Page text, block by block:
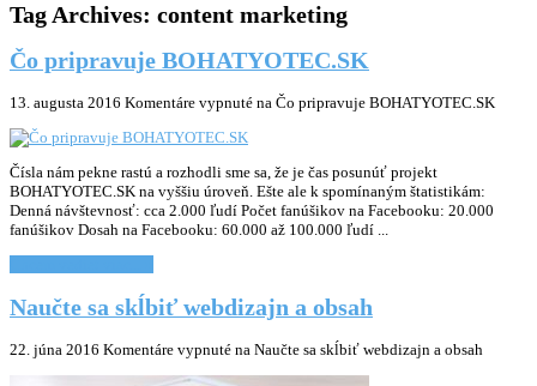
Tag Archives: content marketing
Čo pripravuje BOHATYOTEC.SK
13. augusta 2016 Komentáre vypnuté na Čo pripravuje BOHATYOTEC.SK
Čísla nám pekne rastú a rozhodli sme sa, že je čas posunúť projekt
BOHATYOTEC.SK na vyššiu úroveň. Ešte ale k spomínaným štatistikám:
Denná návštevnosť: cca 2.000 ľudí Počet fanúšikov na Facebooku: 20.000
fanúšikov Dosah na Facebooku: 60.000 až 100.000 ľudí ...
Naučte sa skĺbiť webdizajn a obsah
22. júna 2016 Komentáre vypnuté na Naučte sa skĺbiť webdizajn a obsah